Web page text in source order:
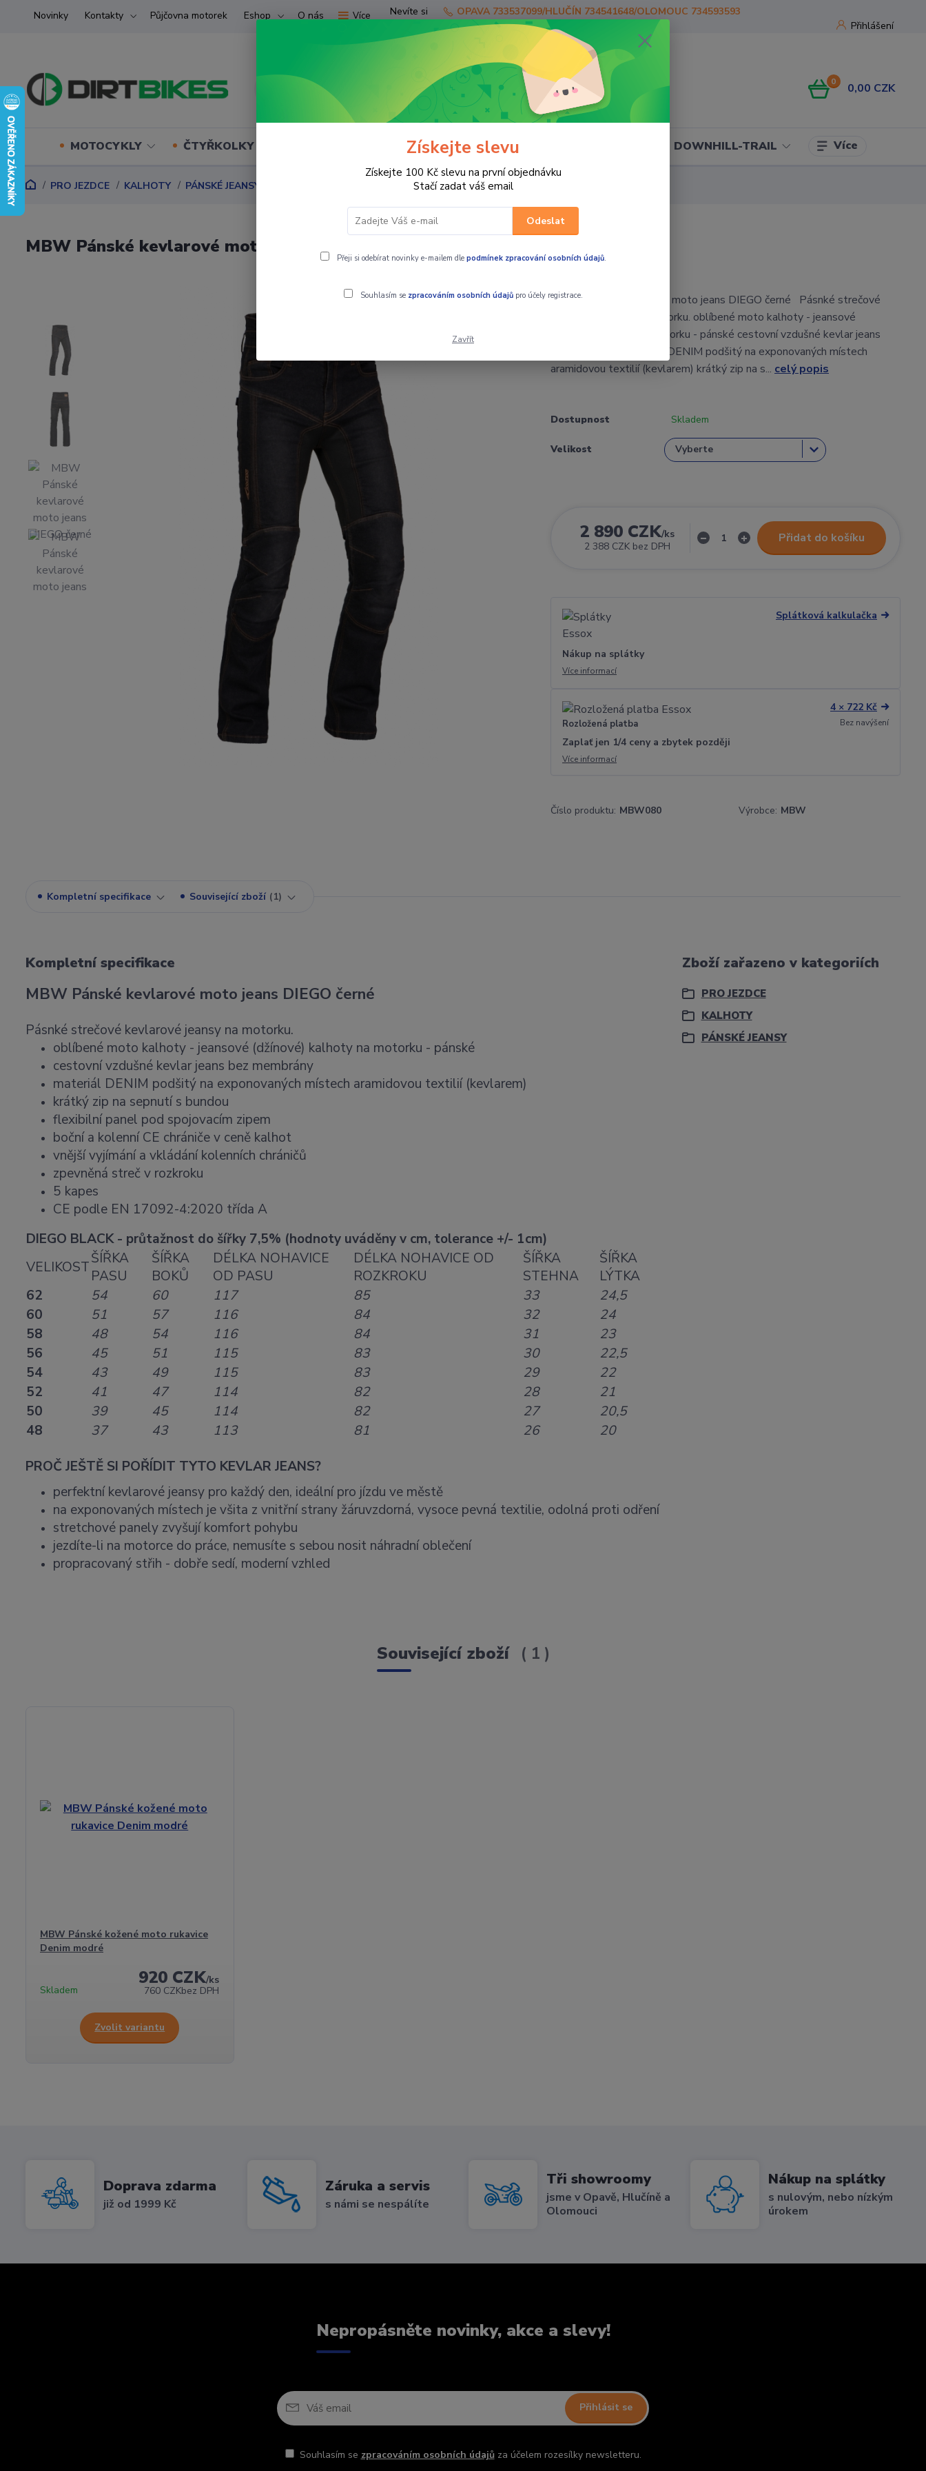
Novinky Kontakty Půjčovna motorek Eshop O nás Více
Přihlášení
Hledat
Nevíte si
rady?
Zavolejte.
OPAVA 733537099/HLUČÍN 734541648/OLOMOUC 734593593
0 0,00 CZK
MOTOCYKLY ČTYŘKOLKY (ATV) UTV SKÚTRY PRO JEZDCE DOWNHILL-TRAIL Více
PRO JEZDCE KALHOTY PÁNSKÉ JEANSY MBW Pánské kevlarové moto jeans DIEGO černé
MBW Pánské kevlarové moto jeans DIEGO černé
MBW Pánské kevlarové moto jeans DIEGO černé Pásnké strečové
kevlarové jeansy na motorku. oblíbené moto kalhoty - jeansové
(džínové) kalhoty na motorku - pánské cestovní vzdušné kevlar jeans
bez membrány materiál DENIM podšitý na exponovaných místech
aramidovou textilií (kevlarem) krátký zip na s... celý popis
Dostupnost Skladem
Velikost
2 890 CZK/ks
2 388 CZK bez DPH
Přidat do košíku
Splátková kalkulačka
Nákup na splátky
Více informací
Rozložená platba
4 × 722 Kč
Bez navýšení
Zaplať jen 1/4 ceny a zbytek později
Více informací
Číslo produktu: MBW080 Výrobce: MBW
Kompletní specifikace Související zboží 1
Kompletní specifikace
MBW Pánské kevlarové moto jeans DIEGO černé
Pásnké strečové kevlarové jeansy na motorku.
oblíbené moto kalhoty - jeansové (džínové) kalhoty na motorku - pánské
cestovní vzdušné kevlar jeans bez membrány
materiál DENIM podšitý na exponovaných místech aramidovou textilií (kevlarem)
krátký zip na sepnutí s bundou
flexibilní panel pod spojovacím zipem
boční a kolenní CE chrániče v ceně kalhot
vnější vyjímání a vkládání kolenních chráničů
zpevněná streč v rozkroku
5 kapes
CE podle EN 17092-4:2020 třída A
DIEGO BLACK - průtažnost do šířky 7,5% (hodnoty uváděny v cm, tolerance +/- 1cm)
VELIKOSTŠÍŘKA
PASU
ŠÍŘKA
BOKŮ
DÉLKA NOHAVICE
OD PASU
DÉLKA NOHAVICE OD
ROZKROKU
ŠÍŘKA
STEHNA
ŠÍŘKA
LÝTKA
62
54 60 117 85 33
24,5
60
51 57 116 84 32
24
58
48 54 116 84 31
23
56
45 51 115 83 30
22,5
54
43 49 115 83 29
22
52
41 47 114 82 28
21
50
39 45 114 82 27
20,5
48
37 43 113 81 26
20
PROČ JEŠTĚ SI POŘÍDIT TYTO KEVLAR JEANS?
perfektní kevlarové jeansy pro každý den, ideální pro jízdu ve městě
na exponovaných místech je všita z vnitřní strany žáruvzdorná, vysoce pevná textilie, odolná proti odření
stretchové panely zvyšují komfort pohybu
jezdíte-li na motorce do práce, nemusíte s sebou nosit náhradní oblečení
propracovaný střih - dobře sedí, moderní vzhled
Zboží zařazeno v kategoriích
PRO JEZDCE
KALHOTY
PÁNSKÉ JEANSY
Související zboží 1
MBW Pánské kožené moto rukavice
Denim modré
920 CZK/ks
760 CZKbez DPH
Skladem
Zvolit variantu
Doprava zdarma
již od 1999 Kč
Záruka a servis
s námi se nespálíte
Tři showroomy
jsme v Opavě, Hlučíně a
Olomouci
Nákup na splátky
s nulovým, nebo nízkým
úrokem
Nepropásněte novinky, akce a slevy!
Přihlásit se
Souhlasím se zpracováním osobních údajůza účelem rozesílky newsletteru.
Získejte slevu
Získejte 100 Kč slevu na první objednávku
Stačí zadat váš email
Odeslat
Přeji si odebírat novinky e-mailem dle podmínek zpracování osobních údajů.
Souhlasím se zpracováním osobních údajůpro účely registrace.
Zavřít